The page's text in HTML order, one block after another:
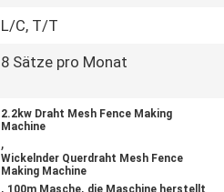
L/C, T/T
8 Sätze pro Monat
2.2kw Draht Mesh Fence Making
Machine
,
Wickelnder Querdraht Mesh Fence
Making Machine
, ,